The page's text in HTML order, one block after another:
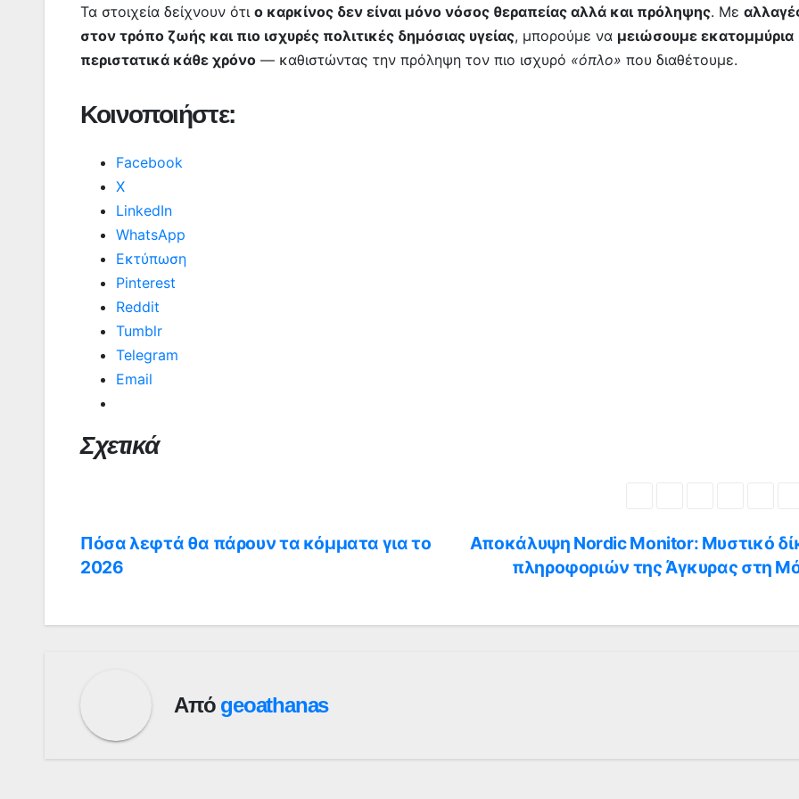
Τα στοιχεία δείχνουν ότι ο καρκίνος δεν είναι μόνο νόσος θεραπείας αλλά και πρόληψης. Με
στον τρόπο ζωής και πιο ισχυρές πολιτικές δημόσιας υγείας, μπορούμε να μειώσουμε εκατομμύρια
περιστατικά κάθε χρόνο — καθιστώντας την πρόληψη τον πιο ισχυρό «όπλο» που διαθέτουμε.
Κοινοποιήστε:
Facebook
X
LinkedIn
WhatsApp
Εκτύπωση
Pinterest
Reddit
Tumblr
Telegram
Email
Σχετικά
Πλοήγηση
Αποκάλυψη Nordic Monitor: Μυστικό
πληροφοριών της Άγκυρας στη
Πόσα λεφτά θα πάρουν τα κόμματα για το
2026
Από geoathanas